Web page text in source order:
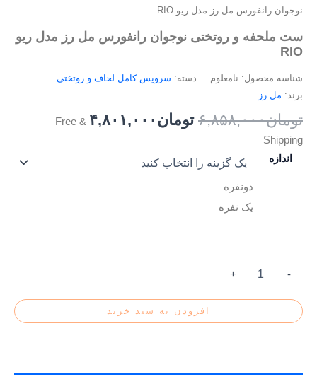
نوجوان رانفورس مل رز مدل ریو RIO
ست ملحفه و روتختی نوجوان رانفورس مل رز مدل ریو
RIO
شناسه محصول: نامعلوم دسته: سرویس کامل لحاف و روتختی
برند: مل رز
تومان۶,۸۵۸,۰۰۰ تومان ۴,۸۰۱,۰۰۰
& Free
Shipping
اندازه
دونفره
یک نفره
-
+
افزودن به سبد خرید